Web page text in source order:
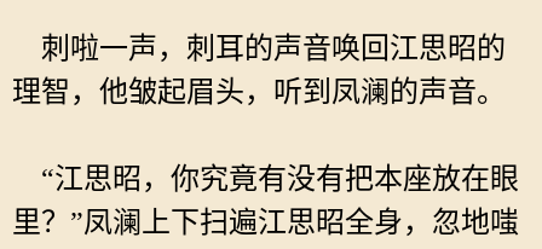
刺啦一声，刺耳的声音唤回江思昭的
理智，他皱起眉头，听到凤澜的声音。
“江思昭，你究竟有没有把本座放在眼
里？”凤澜上下扫遍江思昭全身，忽地嗤